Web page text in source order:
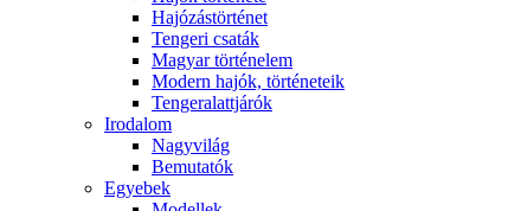
Hajózástörténet
Tengeri csaták
Magyar történelem
Modern hajók, történeteik
Tengeralattjárók
Irodalom
Nagyvilág
Bemutatók
Egyebek